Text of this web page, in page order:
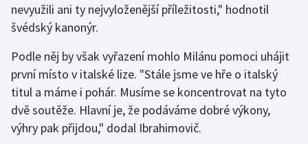
Moderní pětiboj
Motorsport
Olympijské hry
Parasport
nevyužili ani ty nejvyloženější příležitosti," hodnotil
švédský kanonýr.
Podle něj by však vyřazení mohlo Milánu pomoci uhájit
první místo v italské lize. "Stále jsme ve hře o italský
titul a máme i pohár. Musíme se koncentrovat na tyto
dvě soutěže. Hlavní je, že podáváme dobré výkony,
výhry pak přijdou," dodal Ibrahimovič.